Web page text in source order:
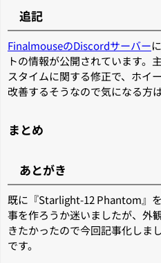
追記
FinalmouseのDiscordサーバー
トの情報が公開されています。
スタイムに関する修正で、ホイ
改善するそうなので気になる方
まとめ
あとがき
既に『Starlight-12 Phantom』
事を作ろうか迷いましたが、外
きたかったので今回記事化しま
です。